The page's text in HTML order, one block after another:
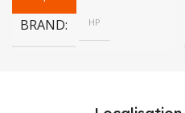
BRAND HP